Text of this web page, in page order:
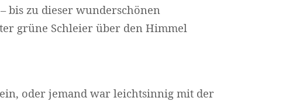
bis zu dieser wunderschönen
grüne Schleier über den Himmel
oder jemand war leichtsinnig mit der